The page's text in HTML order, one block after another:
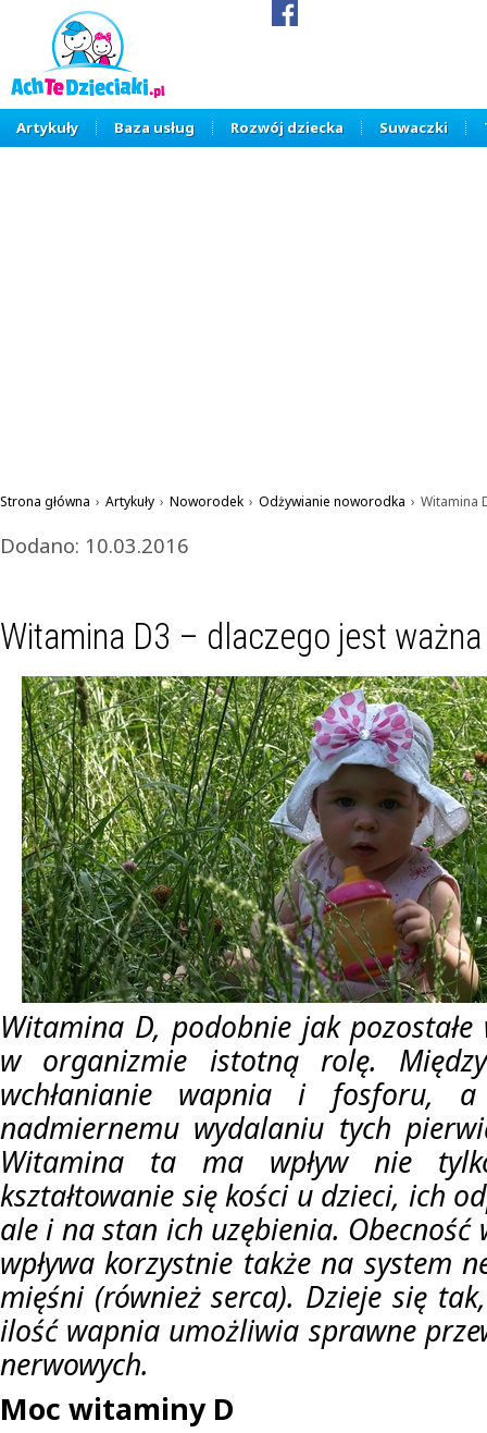
Artykuły Baza usług Rozwój dziecka Suwaczki
Strona główna › Artykuły › Noworodek › Odżywianie noworodka › Witamina
Dodano: 10.03.2016
Witamina D3 – dlaczego jest
Witamina D, podobnie jak
w organizmie istotną rolę.
wchłanianie wapnia i fosforu, a
nadmiernemu wydalaniu tych
Witamina ta ma wpływ nie
kształtowanie się kości u dzieci, ich
ale i na stan ich uzębienia.
wpływa korzystnie także na system
mięśni (również serca). Dzieje się
ilość wapnia umożliwia sprawne
nerwowych.
Moc witaminy D